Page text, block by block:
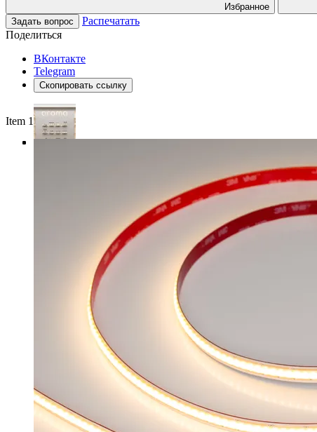
Избранное
Задать вопрос
Распечатать
Поделиться
ВКонтакте
Telegram
Скопировать ссылку
Item 1 of 4